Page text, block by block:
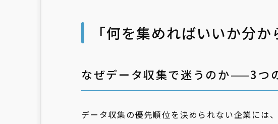
「何を集めればいいか分
なぜデータ収集で迷うのか——3つ
データ収集の優先順位を決められない企業には